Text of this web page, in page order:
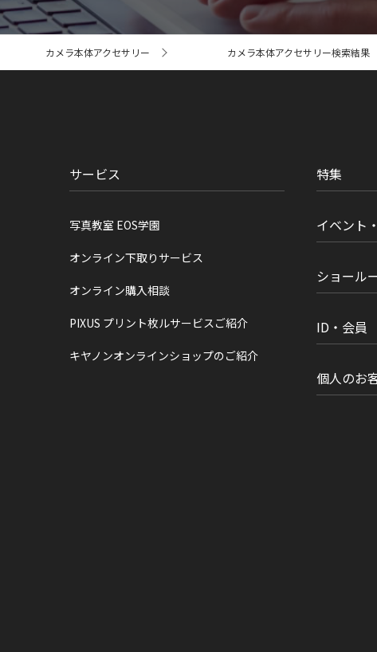
カメラ本体アクセサリー カメラ本体アクセサリー検索結果
サービス
写真教室 EOS学園
オンライン下取りサービス
オンライン購入相談
PIXUS プリント枚ルサービスご紹介
キヤノンオンラインショップのご紹介
特集
イベント
ショール
ID・会員
個人のお